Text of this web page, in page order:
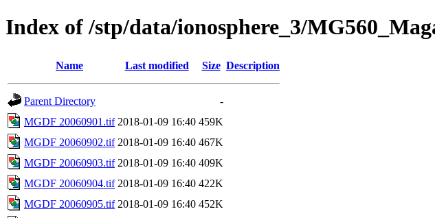
Index of /stp/data/ionosphere_3/
Name Last modified Size Description
Parent Directory
-
MGDF 20060901.tif 2018-01-09 16:40 459K
MGDF 20060902.tif 2018-01-09 16:40 467K
MGDF 20060903.tif 2018-01-09 16:40 409K
MGDF 20060904.tif 2018-01-09 16:40 422K
MGDF 20060905.tif 2018-01-09 16:40 452K